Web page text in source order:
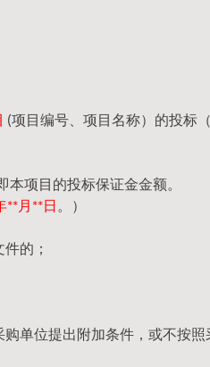
(项目编号、项目名称）的投标
本项目的投标保证金金额。
**月**日 。）
的；
单位提出附加条件，或不按